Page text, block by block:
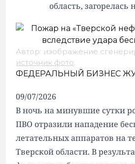
область, загорелась
Автор: изображение
источник фото.
ФЕДЕРАЛЬНЫЙ БИЗНЕС
09/07/2026
В ночь на минувшие сутки
ПВО отразили нападение
летательных аппаратов на
Тверской области. В